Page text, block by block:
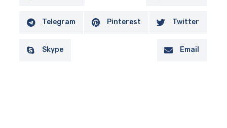
Telegram Pinterest Twitter
Skype Email